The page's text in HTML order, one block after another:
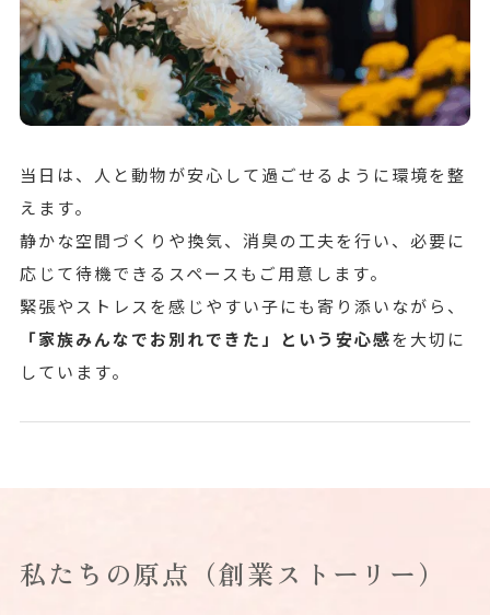
当日は、人と動物が安心して過ごせるように環境を整
えます。
静かな空間づくりや換気、消臭の工夫を行い、必要に
応じて待機できるスペースもご用意します。
緊張やストレスを感じやすい子にも寄り添いながら、
「家族みんなでお別れできた」という安心感を大切に
しています。
私たちの原点（創業ストーリー）